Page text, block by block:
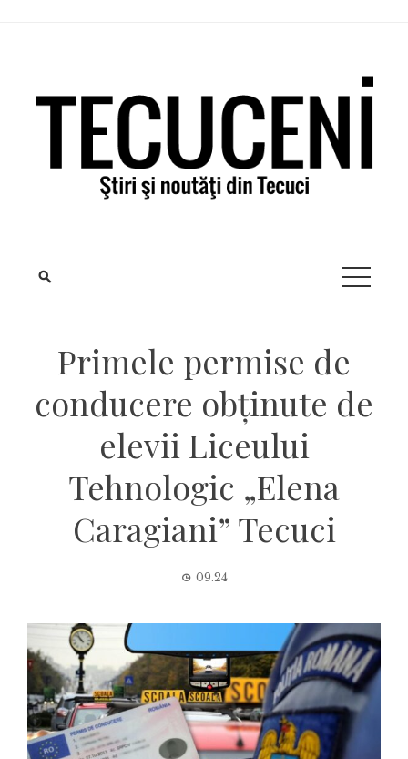
Primele permise de
conducere obținute de
elevii Liceului
Tehnologic „Elena
Caragiani” Tecuci
09.24